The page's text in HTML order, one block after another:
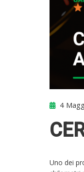
4
Uno dei